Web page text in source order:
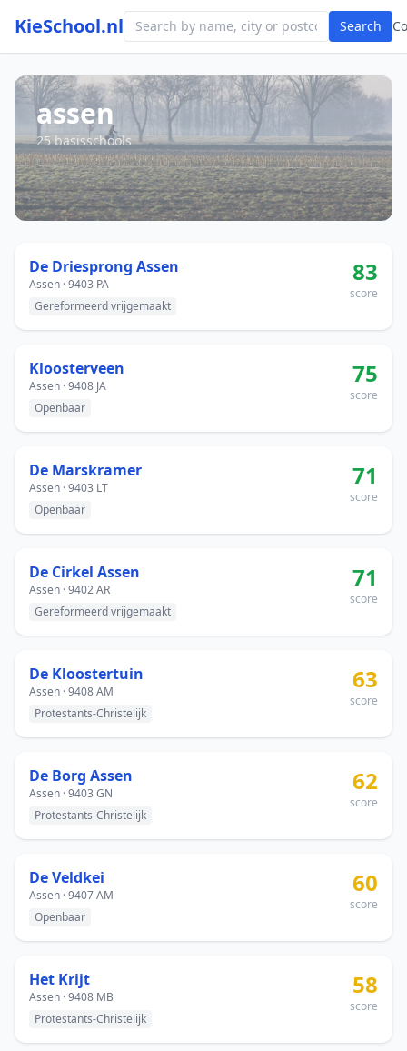
KieSchool.nl Search
assen
25 basisschools
De Driesprong Assen
Assen · 9403 PA
Gereformeerd vrijgemaakt
83
score
Kloosterveen
Assen · 9408 JA
Openbaar
75
score
De Marskramer
Assen · 9403 LT
Openbaar
71
score
De Cirkel Assen
Assen · 9402 AR
Gereformeerd vrijgemaakt
71
score
De Kloostertuin
Assen · 9408 AM
Protestants-Christelijk
63
score
De Borg Assen
Assen · 9403 GN
Protestants-Christelijk
62
score
De Veldkei
Assen · 9407 AM
Openbaar
60
score
Het Krijt
Assen · 9408 MB
Protestants-Christelijk
58
score